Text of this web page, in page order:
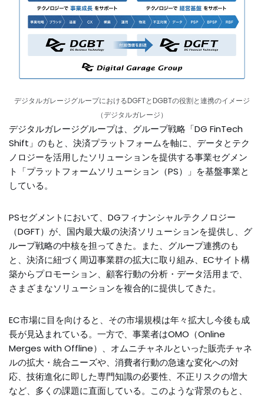
デジタルガレージグループにおけるDGFTとDGBTの役割と連携のイメージ
（デジタルガレージ）
デジタルガレージグループは、グループ戦略「DG FinTech
Shift」のもと、決済プラットフォームを軸に、データとテク
ノロジーを活用したソリューションを提供する事業セグメン
ト「プラットフォームソリューション（PS）」を基盤事業と
している。
PSセグメントにおいて、DGフィナンシャルテクノロジー
（DGFT）が、国内最大級の決済ソリューションを提供し、グ
ループ戦略の中核を担ってきた。また、グループ連携のも
と、決済に紐づく周辺事業群の拡大に取り組み、ECサイト構
築からプロモーション、顧客行動の分析・データ活用まで、
さまざまなソリューションを複合的に提供してきた。
EC市場に目を向けると、その市場規模は年々拡大し今後も成
長が見込まれている。一方で、事業者はOMO（Online
Merges with Offline）、オムニチャネルといった販売チャネ
ルの拡大・統合ニーズや、消費者行動の急速な変化への対
応、技術進化に即した専門知識の必要性、不正リスクの増大
など、多くの課題に直面している。このような背景のもと、